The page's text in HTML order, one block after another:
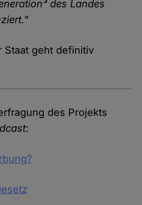
des Landes
Staat geht definitiv
des Projekts
: